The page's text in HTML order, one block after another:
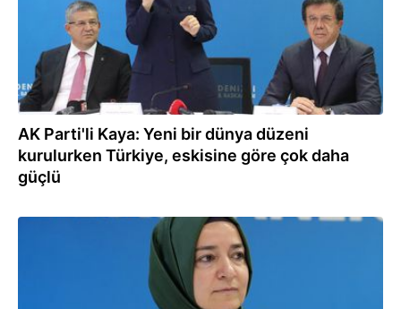
AK Parti'li Kaya: Yeni bir dünya düzeni
kurulurken Türkiye, eskisine göre çok daha
güçlü